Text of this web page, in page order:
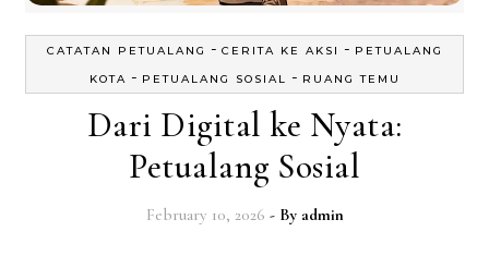
CATATAN PETUALANG - CERITA KE AKSI - PETUALANG
KOTA - PETUALANG SOSIAL - RUANG TEMU
Dari Digital ke Nyata:
Petualang Sosial
February 10, 2026 - By admin